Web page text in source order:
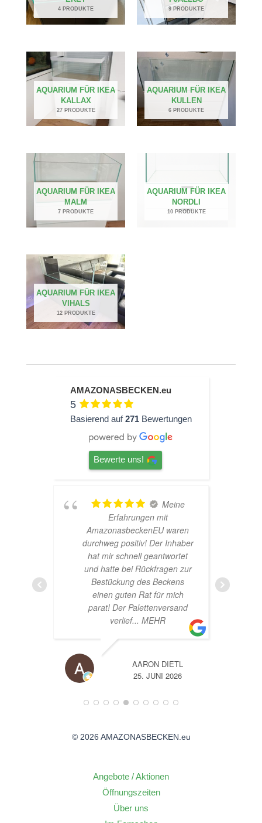
4 PRODUKTE 9 PRODUKTE
AQUARIUM FÜR IKEA
KALLAX
27 PRODUKTE
AQUARIUM FÜR IKEA
KULLEN
6 PRODUKTE
AQUARIUM FÜR IKEA
MALM
7 PRODUKTE
AQUARIUM FÜR IKEA
NORDLI
10 PRODUKTE
AQUARIUM FÜR IKEA
VIHALS
12 PRODUKTE
AMAZONASBECKEN.eu
5
Basierend auf271 Bewertungen
Bewerte uns!
Meine
Erfahrungen mit
AmazonasbeckenEU waren
durchweg positiv! Der Inhaber
hat mir schnell geantwortet
und hatte bei Rückfragen zur
Bestückung des Beckens
einen guten Rat für mich
parat! Der Palettenversand
verlief... MEHR
AARON DIETL
25. JUNI 2026
© 2026 AMAZONASBECKEN.eu
Angebote / Aktionen
Öffnungszeiten
Über uns